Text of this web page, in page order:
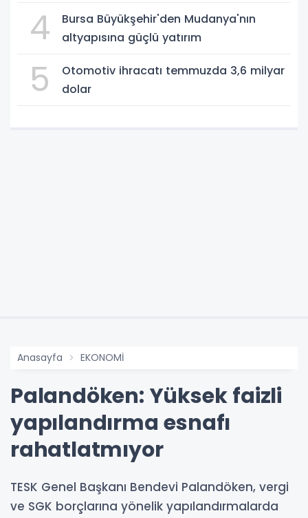
4
Bursa Büyükşehir'den Mudanya'nın
altyapısına güçlü yatırım
5
Otomotiv ihracatı temmuzda 3,6 milyar
dolar
Anasayfa EKONOMİ
Palandöken: Yüksek faizli
yapılandırma esnafı
rahatlatmıyor
TESK Genel Başkanı Bendevi Palandöken, vergi
ve SGK borçlarına yönelik yapılandırmalarda